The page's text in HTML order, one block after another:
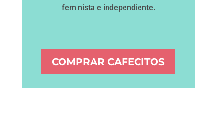
feminista e independiente.
COMPRAR CAFECITOS